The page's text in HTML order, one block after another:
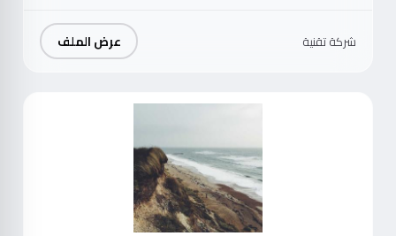
شركة تقنية عرض الملف